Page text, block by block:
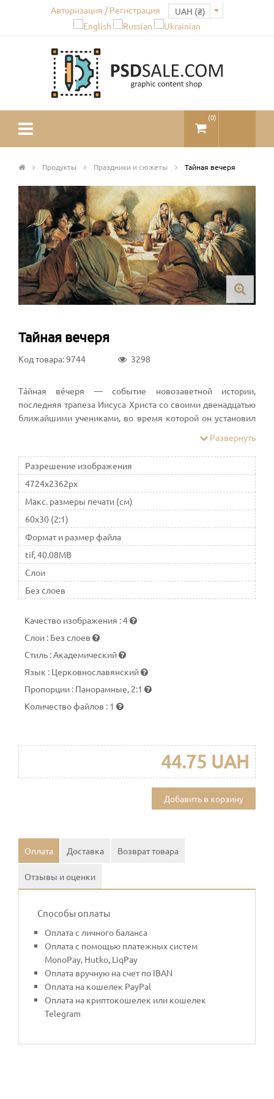
Авторизация / Регистрация
(0)
Продукты Праздники и сюжеты Тайная вечеря
Тайная вечеря
Код товара: 9744 3298
Тáйная вéчеря — событие новозаветной истории,
последняя трапеза Иисуса Христа со своими двенадцатью
ближайшими учениками, во время которой он установил
христианской любви, предсказал предательство одного из
учеников и будущие судьбы христианской церкви и всего
мира
Развернуть
Разрешение изображения
4724x2362px
Макс. размеры печати (см)
60x30 (2:1)
Формат и размер файла
tif, 40.08MB
Слои
Без слоев
Качество изображения :4
Слои : Без слоев
Стиль : Академический
Язык : Церковнославянский
Пропорции : Панорамные, 2:1
Количество файлов : 1
44.75 UAH
Добавить в корзину
Оплата Доставка Возврат товара
Отзывы и оценки
Способы оплаты
Оплата с личного баланса
Оплата с помощью платежных систем
MonoPay, Hutko, LiqPay
Оплата вручную на счет по IBAN
Оплата на кошелек PayPal
Оплата на криптокошелек или кошелек
Telegram